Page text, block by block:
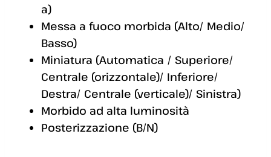
a)
Messa a fuoco morbida (Alto/ Medio/
Basso)
Miniatura (Automatica / Superiore/
Centrale (orizzontale)/ Inferiore/
Destra/ Centrale (verticale)/ Sinistra)
Morbido ad alta luminosità
Posterizzazione (B/N)